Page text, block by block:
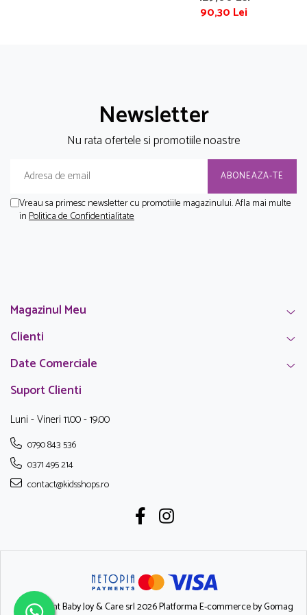
90,30 Lei
Newsletter
Nu rata ofertele si promotiile noastre
Vreau sa primesc newsletter cu promotiile magazinului. Afla mai multe
inPolitica de Confidentialitate
Magazinul Meu
Clienti
Date Comerciale
Suport Clienti
Luni - Vineri 11.00 - 19.00
0790 843 536
0371 495 214
contact@kidsshops.ro
©Copyright Baby Joy & Care srl 2026Platforma E-commerce by Gomag